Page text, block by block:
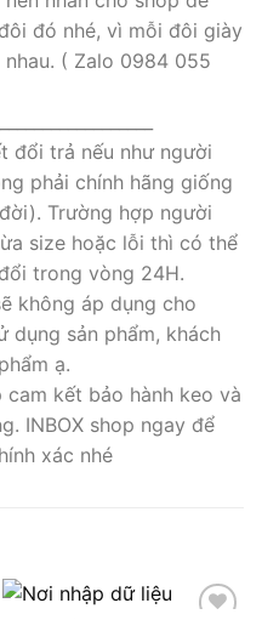
đó nhé, vì mỗi đôi giày
( Zalo 0984 055
đổi trả nếu như người
phải chính hãng giống
Trường hợp người
size hoặc lỗi thì có thể
trong vòng 24H.
không áp dụng cho
dụng sản phẩm, khách
ạ.
cam kết bảo hành keo và
INBOX shop ngay để
xác nhé